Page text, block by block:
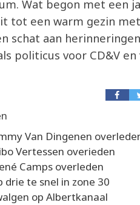
Wat begon met een
tot een warm gezin
schat aan
politicus voor CD&V
Van Dingenen
Vertessen overieden
Camps overleden
drie te snel in zone 30
op Albertkanaal